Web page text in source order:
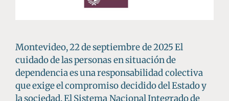
Montevideo, 22 de septiembre de 2025 El
cuidado de las personas en situación de
dependencia es una responsabilidad colectiva
que exige el compromiso decidido del Estado y
la sociedad. El Sistema Nacional Integrado de